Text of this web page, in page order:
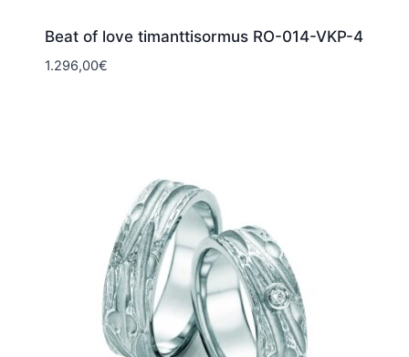
Beat of love timanttisormus RO-014-VKP-4
1.296,00€